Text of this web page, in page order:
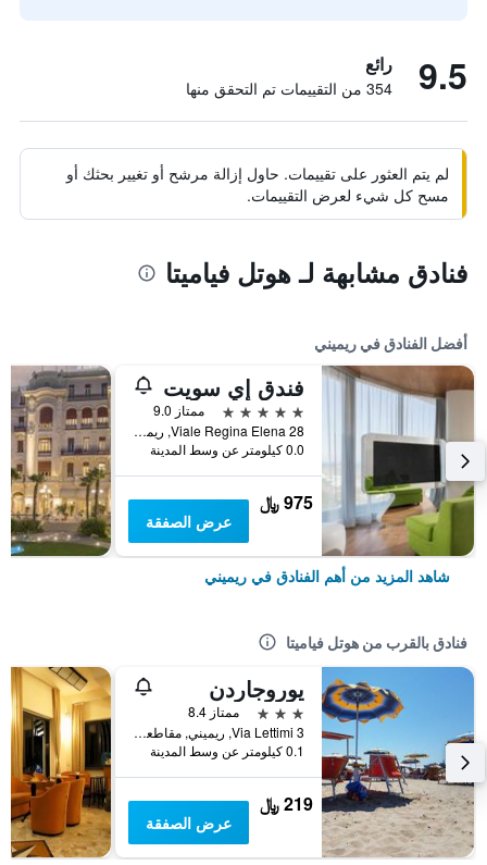
9.5 رائع
354 من التقييمات تم التحقق منها
لم يتم العثور على تقييمات. حاول إزالة مرشح أو تغيير بحثك أو
مسح كل شيء لعرض التقييمات.
فنادق مشابهة لـ هوتل فياميتا
أفضل الفنادق في ريميني
فندق إي سويت
5 نجوم
ممتاز 9.0
Viale Regina Elena 28, ريميني, مقاطعة ريميني, إيطاليا
0.0 كيلومتر عن وسط المدينة
975 ﷼
عرض الصفقة
شاهد المزيد من أهم الفنادق في ريميني
فنادق بالقرب من هوتل فياميتا
يوروجاردن
3 نجوم
ممتاز 8.4
Via Lettimi 3, ريميني, مقاطعة ريميني, إيطاليا
0.1 كيلومتر عن وسط المدينة
219 ﷼
عرض الصفقة